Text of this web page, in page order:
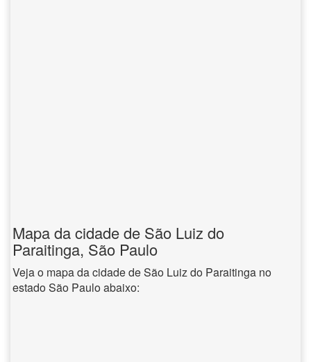
Mapa da cidade de São Luiz do
Paraitinga, São Paulo
Veja o mapa da cidade de São Luiz do Paraitinga no
estado São Paulo abaixo: